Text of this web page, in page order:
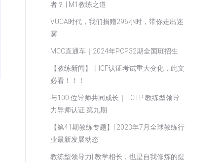
者？ | M1教练之道
VUCA时代，我们捐赠296小时，带你走出迷
雾
MCC直通车｜2024年PCP32期全国班招生
【教练新闻】丨ICF认证考试重大变化，此文
必看！！！
与100 位导师共同成长｜TCTP 教练型领导
力导师认证 第九期
【第41期教练专题】| 2023年7月全球教练行
业最新发展动态
教练型领导力||教学相长，也是自我修炼的提